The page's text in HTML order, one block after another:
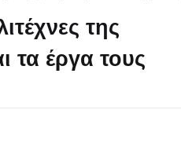
της
τα έργα τους